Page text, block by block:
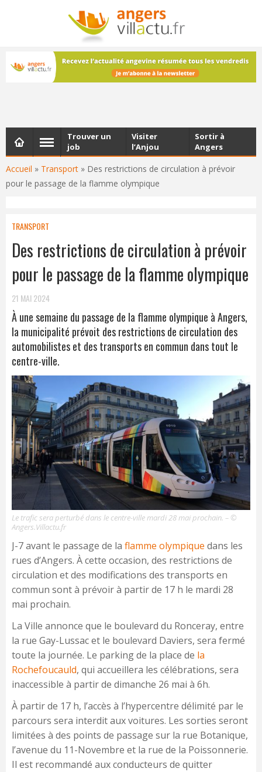
NEWSLETTER
Les dernières actualités d'Angers, chaque vendredi dans
votre boîte e-mail
Accueil » Transport » Des restrictions de circulation à prévoir
pour le passage de la flamme olympique
Trouver un
job
Visiter
l’Anjou
Sortir à
Angers
TRANSPORT
Des restrictions de circulation à prévoir
pour le passage de la flamme olympique
21 MAI 2024
À une semaine du passage de la flamme olympique à Angers,
la municipalité prévoit des restrictions de circulation des
automobilistes et des transports en commun dans tout le
centre-ville.
Le trafic sera perturbé dans le centre-ville mardi 28 mai prochain. – ©
Angers.Villactu.fr
J-7 avant le passage de la flamme olympique dans les
rues d’Angers. À cette occasion, des restrictions de
circulation et des modifications des transports en
commun sont à prévoir à partir de 17 h le mardi 28
mai prochain.
La Ville annonce que le boulevard du Ronceray, entre
la rue Gay-Lussac et le boulevard Daviers, sera fermé
toute la journée. Le parking de la place de la
Rochefoucauld, qui accueillera les célébrations, sera
inaccessible à partir de dimanche 26 mai à 6h.
À partir de 17 h, l’accès à l’hypercentre délimité par le
parcours sera interdit aux voitures. Les sorties seront
limitées à des points de passage sur la rue Botanique,
l’avenue du 11-Novembre et la rue de la Poissonnerie.
Il est recommandé aux conducteurs de quitter